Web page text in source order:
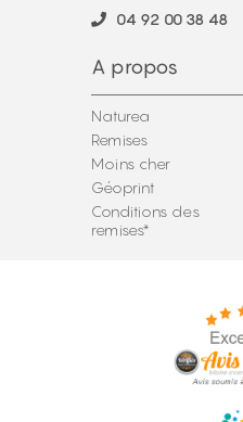
04 92 00 38 48
A propos
Naturea
Remises
Moins cher
Géoprint
Conditions des
remises*